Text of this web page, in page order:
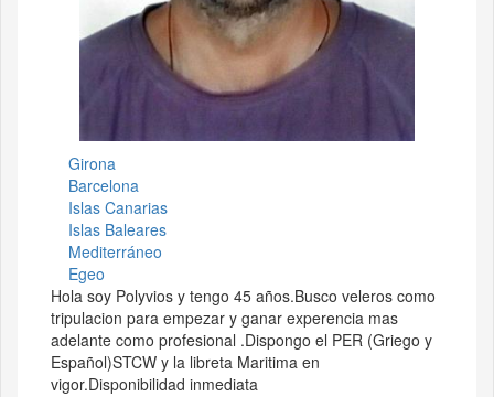
Girona
Barcelona
Islas Canarias
Islas Baleares
Mediterráneo
Egeo
Hola soy Polyvios y tengo 45 años.Busco veleros como
tripulacion para empezar y ganar experencia mas
adelante como profesional .Dispongo el PER (Griego y
Español)STCW y la libreta Maritima en
vigor.Disponibilidad inmediata